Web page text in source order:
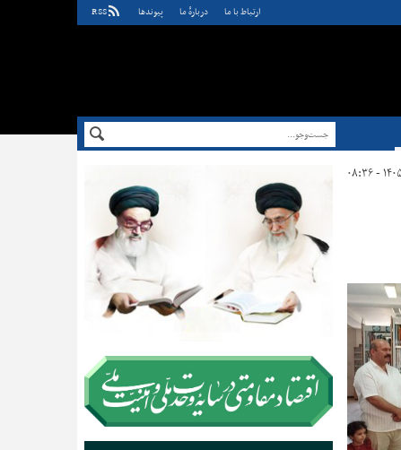
ارتباط با ما دربارهٔ ما پيوندها RSS